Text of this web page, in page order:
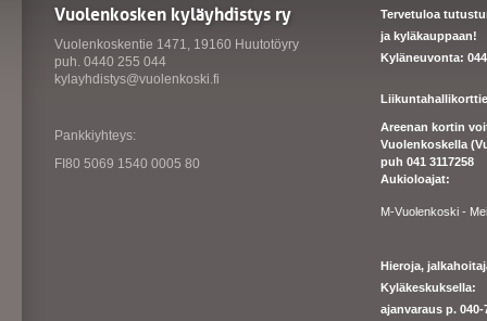
Vuolenkosken kyläyhdistys ry
Vuolenkoskentie 1471, 19160 Huutotöyry
puh. 0440 255 044
kylayhdistys@vuolenkoski.fi
Pankkiyhteys:
FI80 5069 1540 0005 80
Tervetuloa
ja kyläkauppaan!
Kyläneuvonta: 044
Areenan kortin
Vuolenkoskella
puh 041 3117258
Aukioloajat:
M-Vuolenkoski -
Hieroja,
Kyläkeskuksella:
ajanvaraus p.